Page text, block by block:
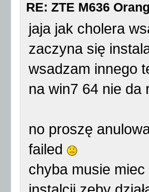
RE: ZTE M636
jaja jak cholera
zaczyna się
wsadzam innego
na win7 64 nie da
no proszę
failed
chyba musie